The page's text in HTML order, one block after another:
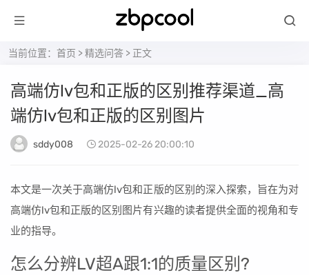
当前位置： 首页 >精选问答 > 正文
高端仿lv包和正版的区别推荐渠道_高
端仿lv包和正版的区别图片
sddy008 2025-02-26 20:00:10
本文是一次关于高端仿lv包和正版的区别的深入探索，旨在为对
高端仿lv包和正版的区别图片有兴趣的读者提供全面的视角和专
业的指导。
怎么分辨LV超A跟1:1的质量区别?